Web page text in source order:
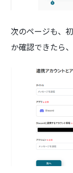
次のページも、
か確認できたら